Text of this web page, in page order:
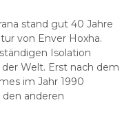
stand gut 40 Jahre
von Enver Hoxha.
Isolation
Welt. Erst nach dem
im Jahr 1990
anderen